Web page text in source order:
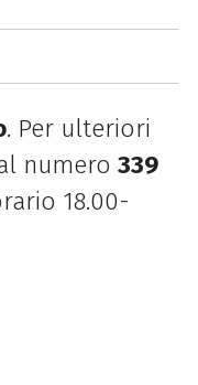
. Per ulteriori
numero 339
18.00-